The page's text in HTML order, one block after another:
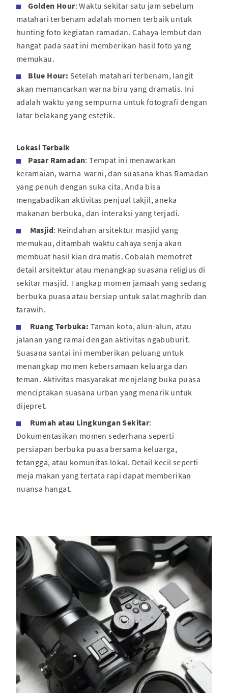
Golden Hour: Waktu sekitar satu jam sebelum
matahari terbenam adalah momen terbaik untuk
hunting foto kegiatan ramadan. Cahaya lembut dan
hangat pada saat ini memberikan hasil foto yang
memukau.
Blue Hour: Setelah matahari terbenam, langit
akan memancarkan warna biru yang dramatis. Ini
adalah waktu yang sempurna untuk fotografi dengan
latar belakang yang estetik.
Lokasi Terbaik
Pasar Ramadan: Tempat ini menawarkan
keramaian, warna-warni, dan suasana khas Ramadan
yang penuh dengan suka cita. Anda bisa
mengabadikan aktivitas penjual takjil, aneka
makanan berbuka, dan interaksi yang terjadi.
Masjid: Keindahan arsitektur masjid yang
memukau, ditambah waktu cahaya senja akan
membuat hasil kian dramatis. Cobalah memotret
detail arsitektur atau menangkap suasana religius di
sekitar masjid. Tangkap momen jamaah yang sedang
berbuka puasa atau bersiap untuk salat maghrib dan
tarawih.
Ruang Terbuka: Taman kota, alun-alun, atau
jalanan yang ramai dengan aktivitas ngabuburit.
Suasana santai ini memberikan peluang untuk
menangkap momen kebersamaan keluarga dan
teman. Aktivitas masyarakat menjelang buka puasa
menciptakan suasana urban yang menarik untuk
dijepret.
Rumah atau Lingkungan Sekitar:
Dokumentasikan momen sederhana seperti
persiapan berbuka puasa bersama keluarga,
tetangga, atau komunitas lokal. Detail kecil seperti
meja makan yang tertata rapi dapat memberikan
nuansa hangat.